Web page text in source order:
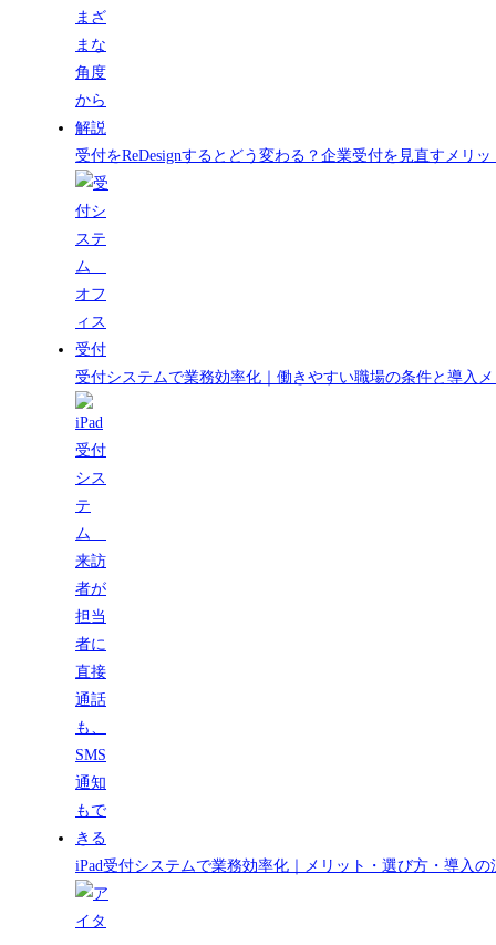
受付をReDesignするとどう変わる？企業受付を見直すメリ
受付システムで業務効率化｜働きやすい職場の条件と導入
iPad受付システムで業務効率化｜メリット・選び方・導入の